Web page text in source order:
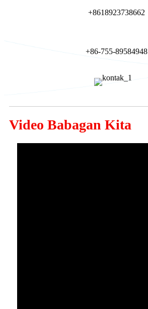
+8618923738662
+86-755-89584948
Video Babagan Kita